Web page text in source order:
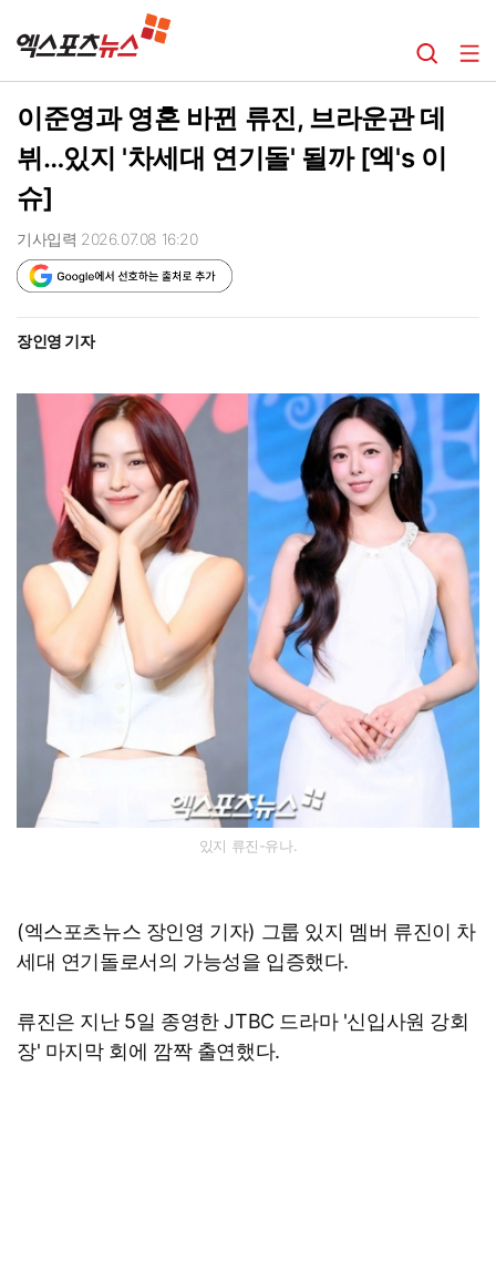
이준영과 영혼 바뀐 류진, 브라운관 데
뷔…있지 '차세대 연기돌' 될까 [엑's 이
슈]
기사입력 2026.07.08 16:20
장인영 기자
있지 류진-유나.
(엑스포츠뉴스 장인영 기자) 그룹 있지 멤버 류진이 차
세대 연기돌로서의 가능성을 입증했다.
류진은 지난 5일 종영한 JTBC 드라마 '신입사원 강회
장' 마지막 회에 깜짝 출연했다.